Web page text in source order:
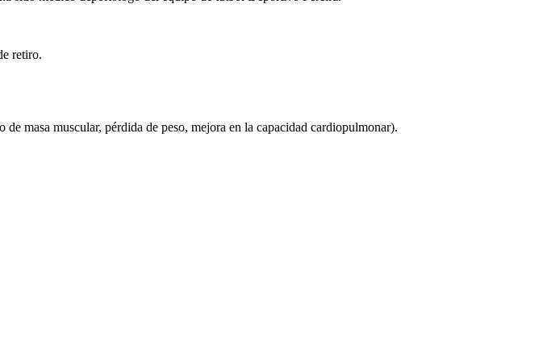
retiro.
masa muscular, pérdida de peso, mejora en la capacidad cardiopulmonar).